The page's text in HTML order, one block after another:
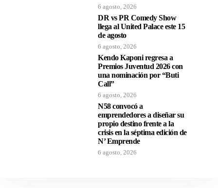
6 agosto, 2026
DR vs PR Comedy Show
llega al United Palace este 15
de agosto
6 agosto, 2026
Kendo Kaponi regresa a
Premios Juventud 2026 con
una nominación por “Buti
Call”
6 agosto, 2026
N58 convocó a
emprendedores a diseñar su
propio destino frente a la
crisis en la séptima edición de
N’ Emprende
6 agosto, 2026